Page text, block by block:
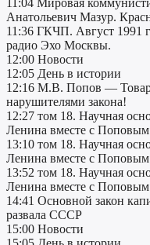
11:04 Мировая
Анатольевич Мазур.
11:36 ГКЧП. Август 1991
радио Эхо Москвы.
12:00 Новости
12:05 День в истории
12:16 М.В. Попов —
нарушителями закона!
12:27 том 18. Научная
Ленина вместе с
13:10 том 18. Научная
Ленина вместе с
13:52 том 18. Научная
Ленина вместе с
14:41 Основной закон
развала СССР
15:00 Новости